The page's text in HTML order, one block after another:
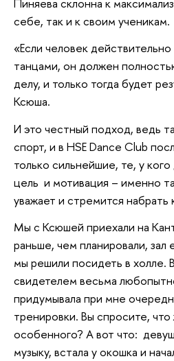
себе, так и к своим ученикам.
«Если человек
танцами, он должен
делу, и только тогда будет
Ксюша.
И это честный подход, ведь
спорт, и в HSE Dance Club
только сильнейшие, те, у
цель и мотивация – именно
уважает и стремится набрать
Мы с Ксюшей приехали на
раньше, чем планировали,
мы решили посидеть в холле.
свидетелем весьма
придумывала при мне
тренировки. Вы спросите,
особенного? А вот что:
музыку, встала у окошка и